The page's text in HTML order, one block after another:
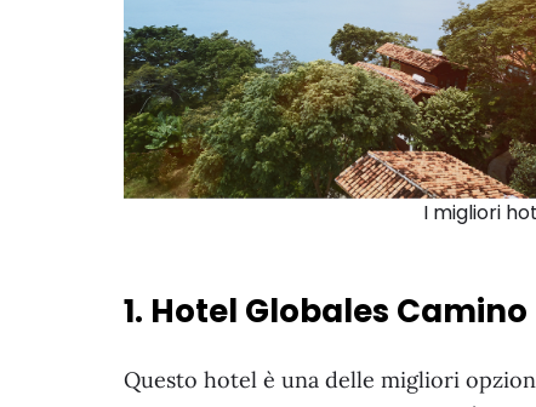
I migliori
1. Hotel Globales
Questo hotel è una delle migliori